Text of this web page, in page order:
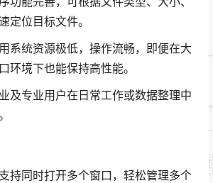
定位目标文件。
系统资源极低，操作流畅，即便在大
环境下也能保持高性能。
及专业用户在日常工作或数据整理中
持同时打开多个窗口，轻松管理多个